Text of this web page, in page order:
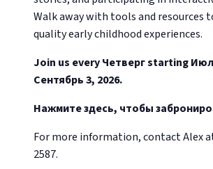
Walk away with tools and resources
quality early childhood experiences.
Join us every Четверг starting
Сентябрь 3, 2026.
Нажмите здесь, чтобы
For more information, contact Alex
2587.